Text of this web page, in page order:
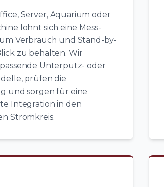
Server, Aquarium oder
lohnt sich eine Mess-
Verbrauch und Stand-by-
zu behalten. Wir
Unterputz- oder
prüfen die
und sorgen für eine
Integration in den
Stromkreis.